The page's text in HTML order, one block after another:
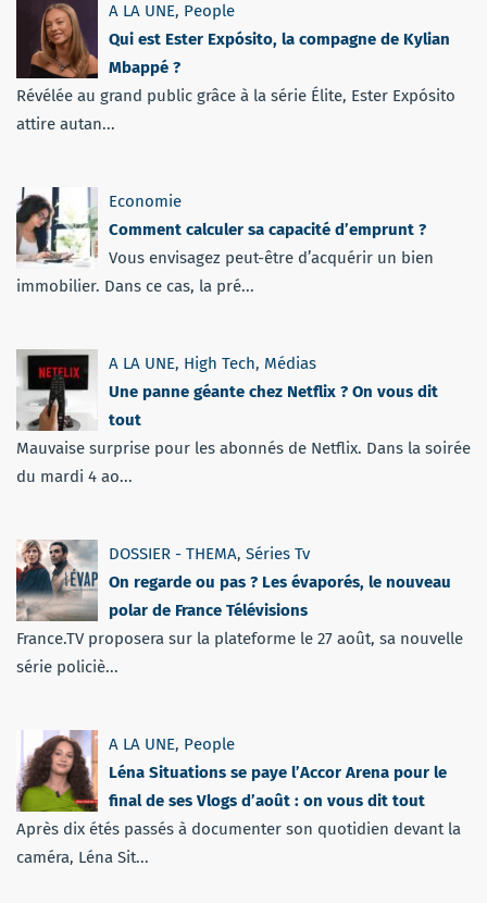
A LA UNE, People
Qui est Ester Expósito, la compagne de Kylian
Mbappé ?
Révélée au grand public grâce à la série Élite, Ester Expósito
attire autan...
Economie
Comment calculer sa capacité d’emprunt ?
Vous envisagez peut-être d’acquérir un bien
immobilier. Dans ce cas, la pré...
A LA UNE, High Tech, Médias
Une panne géante chez Netflix ? On vous dit
tout
Mauvaise surprise pour les abonnés de Netflix. Dans la soirée
du mardi 4 ao...
DOSSIER - THEMA, Séries Tv
On regarde ou pas ? Les évaporés, le nouveau
polar de France Télévisions
France.TV proposera sur la plateforme le 27 août, sa nouvelle
série policiè...
A LA UNE, People
Léna Situations se paye l’Accor Arena pour le
final de ses Vlogs d’août : on vous dit tout
Après dix étés passés à documenter son quotidien devant la
caméra, Léna Sit...